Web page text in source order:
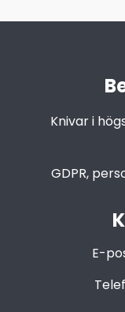
Knivar i
GDPR,
E-